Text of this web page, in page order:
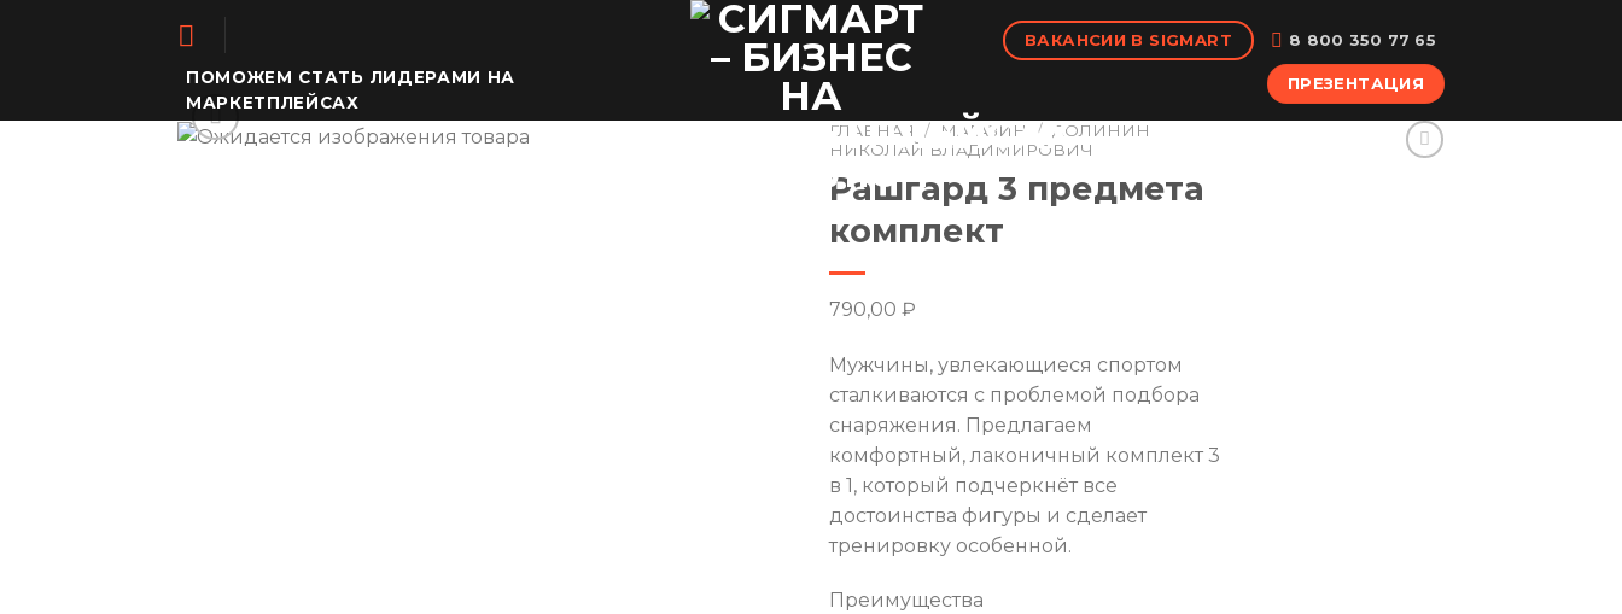
ПОМОЖЕМ СТАТЬ ЛИДЕРАМИ НА
МАРКЕТПЛЕЙСАХ
ВАКАНСИИ В SIGMART 8 800 350 77 65
ПРЕЗЕНТАЦИЯ
ГЛАВНАЯ / МАГАЗИН / ДОЛИНИН
НИКОЛАЙ ВЛАДИМИРОВИЧ
Рашгард 3 предмета
комплект
790,00 ₽
Мужчины, увлекающиеся спортом
сталкиваются с проблемой подбора
снаряжения. Предлагаем
комфортный, лаконичный комплект 3
в 1, который подчеркнёт все
достоинства фигуры и сделает
тренировку особенной.
Преимущества